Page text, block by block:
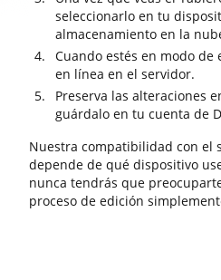
seleccionarlo en tu
almacenamiento en la
Cuando estés en modo de
en línea en el servidor.
Preserva las alteraciones
guárdalo en tu cuenta de
Nuestra compatibilidad con el
depende de qué dispositivo
nunca tendrás que
proceso de edición